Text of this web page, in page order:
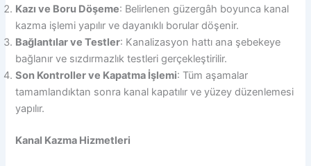
Kazı ve Boru Döşeme: Belirlenen güzergâh boyunca kanal
kazma işlemi yapılır ve dayanıklı borular döşenir.
Bağlantılar ve Testler: Kanalizasyon hattı ana şebekeye
bağlanır ve sızdırmazlık testleri gerçekleştirilir.
Son Kontroller ve Kapatma İşlemi: Tüm aşamalar
tamamlandıktan sonra kanal kapatılır ve yüzey düzenlemesi
yapılır.
Kanal Kazma Hizmetleri